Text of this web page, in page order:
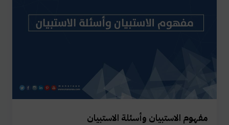
مفهوم الاستبيان وأسئلة الاستبيان